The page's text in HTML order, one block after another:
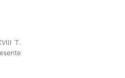
T.